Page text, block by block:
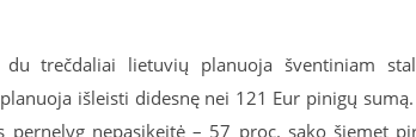
du trečdaliai lietuvių planuoja šventiniam
išleisti didesnę nei 121 Eur pinigų
pernelyg nepasikeitė – 57 proc. sako šiemet